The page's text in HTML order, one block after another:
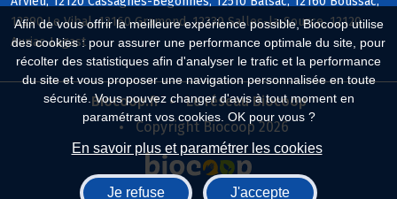
Afin de vous offrir la meilleure expérience possible, Biocoop utilise
des cookies : pour assurer une performance optimale du site, pour
récolter des statistiques afin d'analyser le trafic et la performance
du site et vous proposer une navigation personnalisée en toute
sécurité. Vous pouvez changer d'avis à tout moment en
paramétrant vos cookies. OK pour vous ?
En savoir plus et paramétrer les cookies
Je refuse J'accepte
12290 Le Vibal, 12160 Gramond, 12330 Salles-la-Source, 12120
Auriac-Lagast
Biocoop.fr
Le réseau Biocoop
Copyright Biocoop 2026